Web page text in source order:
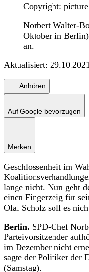
Copyright:
Norbert Walter-
Oktober in
an.
Aktualisiert:
Anhören
Auf Google bevorzugen
Merken
Geschlossenheit im
lange nicht. Nun geht
einen Fingerzeig für
Olaf Scholz soll es
Berlin. SPD-Chef
Parteivorsitzender
im Dezember nicht
sagte der Politiker der
(Samstag).